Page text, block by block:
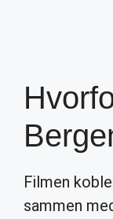
Filmen
sammen